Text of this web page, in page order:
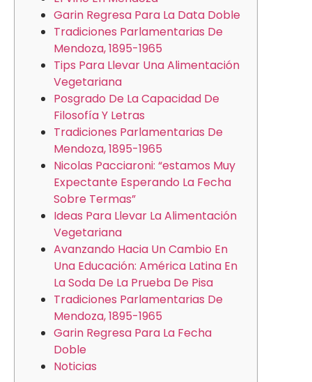
Garin Regresa Para La Data Doble
Tradiciones Parlamentarias De
Mendoza, 1895-1965
Tips Para Llevar Una Alimentación
Vegetariana
Posgrado De La Capacidad De
Filosofía Y Letras
Tradiciones Parlamentarias De
Mendoza, 1895-1965
Nicolas Pacciaroni: “estamos Muy
Expectante Esperando La Fecha
Sobre Termas”
Ideas Para Llevar La Alimentación
Vegetariana
Avanzando Hacia Un Cambio En
Una Educación: América Latina En
La Soda De La Prueba De Pisa
Tradiciones Parlamentarias De
Mendoza, 1895-1965
Garin Regresa Para La Fecha
Doble
Noticias